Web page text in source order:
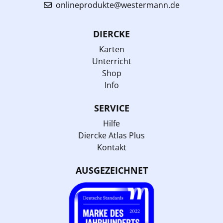
onlineprodukte@westermann.de
DIERCKE
Karten
Unterricht
Shop
Info
SERVICE
Hilfe
Diercke Atlas Plus
Kontakt
AUSGEZEICHNET